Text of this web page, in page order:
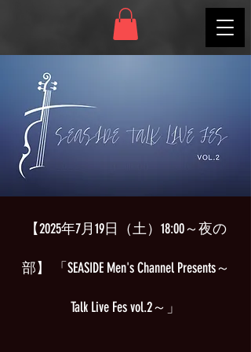
【2025年7月19日（土）18:00～夜の
部】 「SEASIDE Men's Channel Presents～
Talk Live Fes vol.2～」